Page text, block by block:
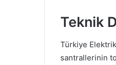
Teknik
Türkiye
santrallerinin